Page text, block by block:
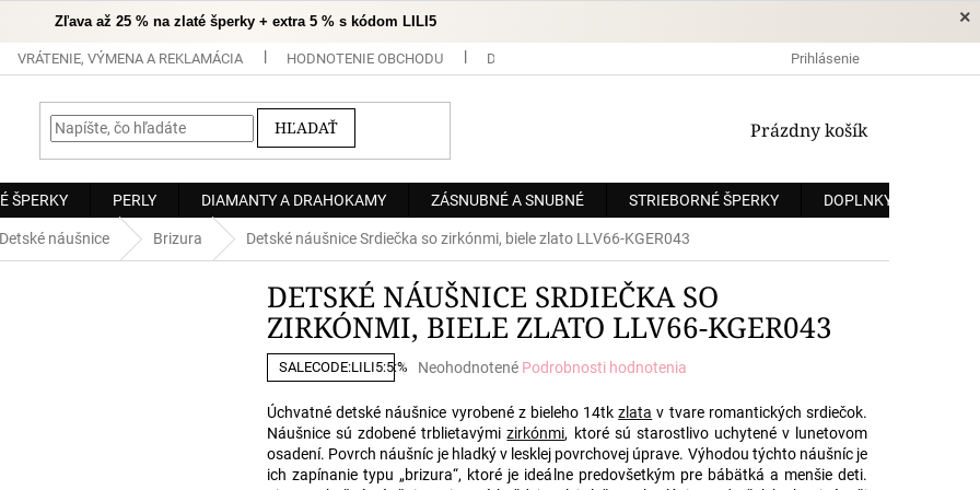
×
Zľava až 25 % na zlaté šperky + extra 5 % s kódom LILI5
VRÁTENIE, VÝMENA A REKLAMÁCIA HODNOTENIE OBCHODU DOPRAVA A PLATBA OCHRANA OSOBNÝCH ÚDAJOV
Prihlásenie
HĽADAŤ
NÁKUPNÝ
Prázdny košík
ŠPERKY PERLY DIAMANTY A DRAHOKAMY ZÁSNUBNÉ A SNUBNÉ STRIEBORNÉ ŠPERKY DOPLNKY
Detské náušnice Brizura Detské náušnice Srdiečka so zirkónmi, biele zlato LLV66-KGER043
DETSKÉ NÁUŠNICE SRDIEČKA SO
ZIRKÓNMI, BIELE ZLATO LLV66-KGER043
SALECODE:LILI5:5:%
Priemerné
produktu
je
0,0
z
Neohodnotené Podrobnosti hodnotenia
Úchvatné detské náušnice vyrobené z bieleho 14tkzlata v tvare romantických srdiečok.
Náušnice sú zdobené trblietavýmizirkónmi, ktoré sú starostlivo uchytené v lunetovom
osadení. Povrch náušníc je hladký v lesklej povrchovej úprave. Výhodou týchto náušníc je
ich zapínanie typu „brizura“, ktoré je ideálne predovšetkým pre bábätká a menšie deti.